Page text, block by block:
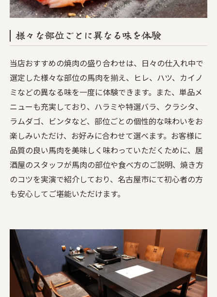
様々な部位ごとに異なる味を体験
当店おすすめの焼肉の盛り合わせは、日々の仕入れ中で
選定した様々な部位の馬肉を揃え、ヒレ、ハツ、カイノ
ミなどの異なる味を一度に体験できます。また、単品メ
ニューも充実しており、ハラミや特選バラ、クラシタ、
ラムダゴ、ビンタなど、部位ごとの個性的な味わいをお
楽しみいただけ、お好みに合わせて選べます。お客様に
品質の良い馬肉を美味しく味わっていただくために、居
酒屋のスタッフが馬肉の部位や食べ方のご説明、焼き方
のコツを実演で紹介しており、名古屋市にて初心者の方
も安心してご堪能いただけます。